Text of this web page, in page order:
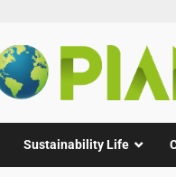
Sustainability Life